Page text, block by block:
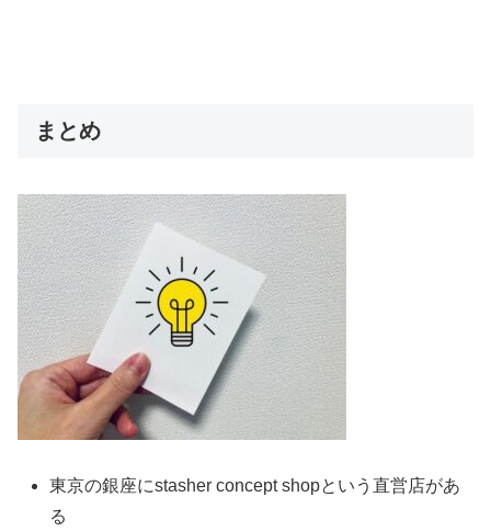
まとめ
東京の銀座にstasher concept shopという直営店があ
る